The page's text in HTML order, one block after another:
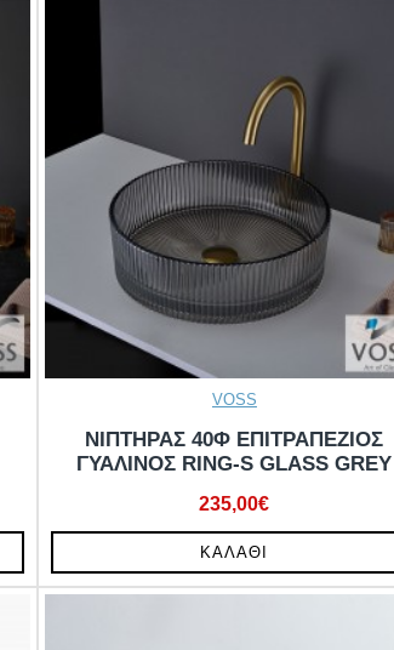
VOSS
ΝΙΠΤΗΡΑΣ 40Φ ΕΠΙΤΡΑΠΕΖΙΟΣ
ΓΥΑΛΙΝΟΣ RING-S GLASS GREY
235,00€
ΚΑΛΆΘΙ